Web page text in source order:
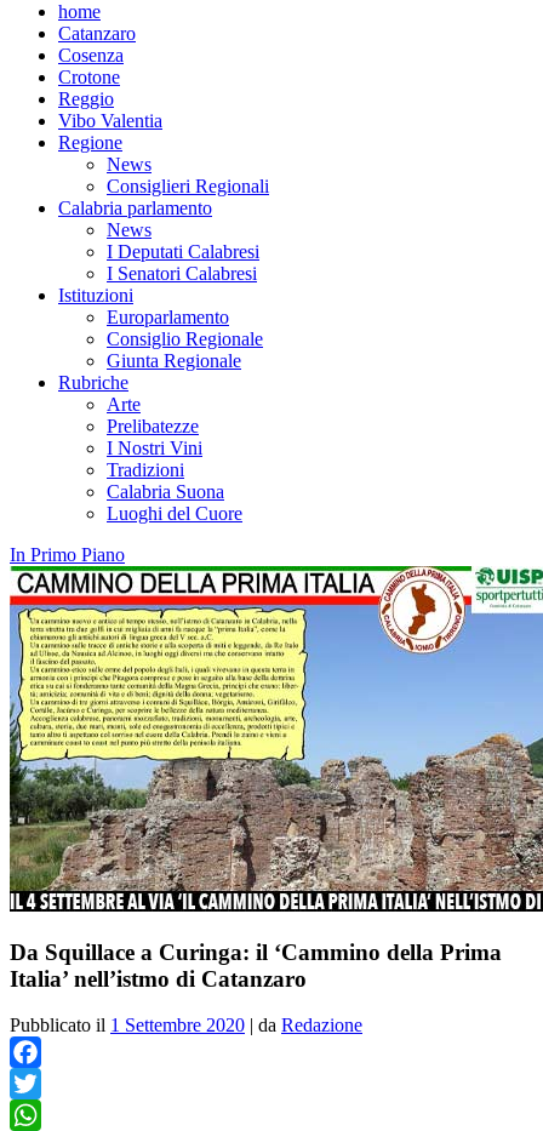
home
Catanzaro
Cosenza
Crotone
Reggio
Vibo Valentia
Regione
News
Consiglieri Regionali
Calabria parlamento
News
I Deputati Calabresi
I Senatori Calabresi
Istituzioni
Europarlamento
Consiglio Regionale
Giunta Regionale
Rubriche
Arte
Prelibatezze
I Nostri Vini
Tradizioni
Calabria Suona
Luoghi del Cuore
In Primo Piano
Da Squillace a Curinga: il ‘Cammino della Prima
Italia’ nell’istmo di Catanzaro
Pubblicato il 1 Settembre 2020 | da Redazione
Facebook
Twitter